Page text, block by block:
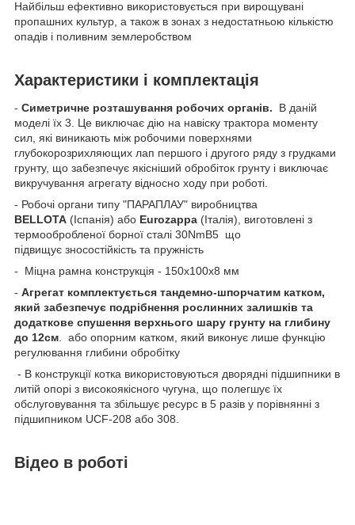
Найбільш ефективно використовується при вирощувані
пропашних культур, а також в зонах з недостатньою кількістю
опадів і поливним землеробством
Характеристики і комплектація
- Симетричне розташування робочих органів. В даній
моделі їх 3. Це виключає дію на навіску трактора моменту
сил, які виникають між робочими поверхнями
глубокорозрихляющих лап першого і другого ряду з грудками
грунту, що забезпечує якісніший обробіток грунту і виключає
викручування агрегату відносно ходу при роботі.
- Робочі органи типу "ПАРАПЛАУ" виробництва
BELLOTA (Іспанія) або Eurozappa (Італія), виготовлені з
термообробленої борної сталі 30NmB5 що
підвищує зносостійкість та пружність
- Міцна рамна конструкція - 150х100х8 мм
- Агрегат комплектується тандемно-шпорчатим катком,
який забезпечує подрібнення рослинних залишків та
додаткове спушення верхнього шару грунту на глибину
до 12см. або опорним катком, який виконує лише функцію
регулювання глибини обробітку
- В конструкції котка використовуються дворядні підшипники в
литій опорі з високоякісного чугуна, що полегшує їх
обслуговування та збільшує ресурс в 5 разів у порівнянні з
підшипником UCF-208 або 308.
Відео в роботі